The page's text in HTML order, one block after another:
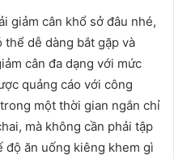
giảm cân khổ sở đâu nhé,
dễ dàng bắt gặp và
cân đa dạng với mức
quảng cáo với công
một thời gian ngắn chỉ
mà không cần phải tập
ăn uống kiêng khem gì